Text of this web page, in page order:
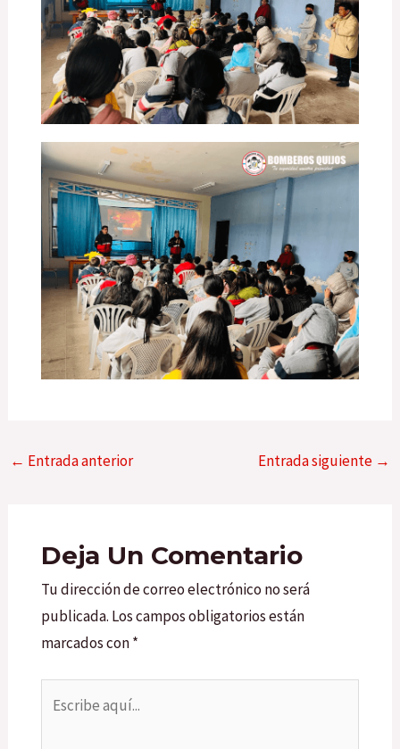
← Entrada anterior Entrada siguiente →
Deja Un Comentario
Tu dirección de correo electrónico no será
publicada. Los campos obligatorios están
marcados con*